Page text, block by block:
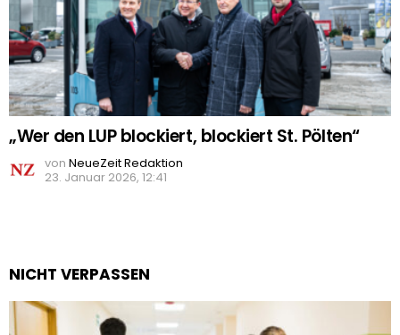
„Wer den LUP blockiert, blockiert St. Pölten“
von NeueZeit Redaktion
23. Januar 2026, 12:41
NICHT VERPASSEN